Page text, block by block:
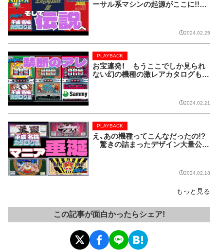
ーサル系マシンの起源がここに!!【P
2024.02.25
お宝連発！ もうここでしか見られ
ない幻の機種の激レアカタログも！
PLAYBACK
2024.02.21
え、あの機種ってこんなだったの!?
驚きの詰まったデザイン大量公
PLAYBACK
2024.02.18
もっと見る
この記事が面白かったらシェア!